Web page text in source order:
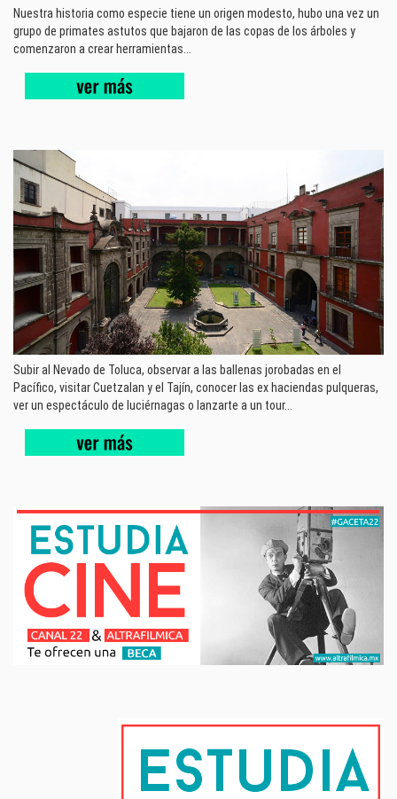
Nuestra historia como especie tiene un origen modesto, hubo una vez un
grupo de primates astutos que bajaron de las copas de los árboles y
comenzaron a crear herramientas...
Subir al Nevado de Toluca, observar a las ballenas jorobadas en el
Pacífico, visitar Cuetzalan y el Tajín, conocer las ex haciendas pulqueras,
ver un espectáculo de luciérnagas o lanzarte a un tour...